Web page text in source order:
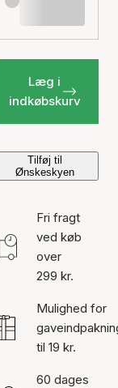
Læg i
indkøbskurv
Tilføj til
Ønskeskyen
Fri fragt
ved køb
over
299 kr.
Mulighed for
til 19 kr.
60 dages